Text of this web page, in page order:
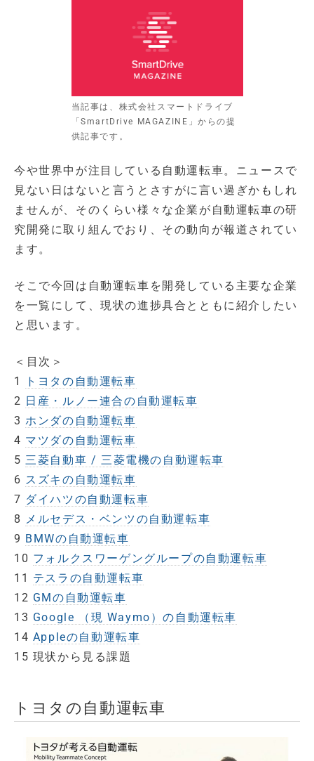
当記事は、株式会社スマートドライブ
「SmartDrive MAGAZINE」からの提
供記事です。
今や世界中が注目している自動運転車。ニュースで
見ない日はないと言うとさすがに言い過ぎかもしれ
ませんが、そのくらい様々な企業が自動運転車の研
究開発に取り組んでおり、その動向が報道されてい
ます。
そこで今回は自動運転車を開発している主要な企業
を一覧にして、現状の進捗具合とともに紹介したい
と思います。
＜目次＞
1
トヨタの自動運転車
2 日産・ルノー連合の自動運転車
3ホンダの自動運転車
4 マツダの自動運転車
5三菱自動車 / 三菱電機の自動運転車
6 スズキの自動運転車
7 ダイハツの自動運転車
8 メルセデス・ベンツの自動運転車
9 BMWの自動運転車
10 フォルクスワーゲングループの自動運転車
11 テスラの自動運転車
12 GMの自動運転車
13 Google （現 Waymo）の自動運転車
14 Appleの自動運転車
15 現状から見る課題
トヨタの自動運転車